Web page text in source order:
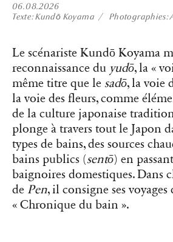
06.08.2026
Texte Kundō Koyama Photographies
Le scénariste Kundō Koyama
reconnaissance du yudō, la «
même titre que le sadō, la voie
la voie des fleurs, comme
de la culture japonaise
plonge à travers tout le Japon
types de bains, des sources
bains publics (sentō) en
baignoires domestiques. Dans
de Pen, il consigne ses voyages
« Chronique du bain ».